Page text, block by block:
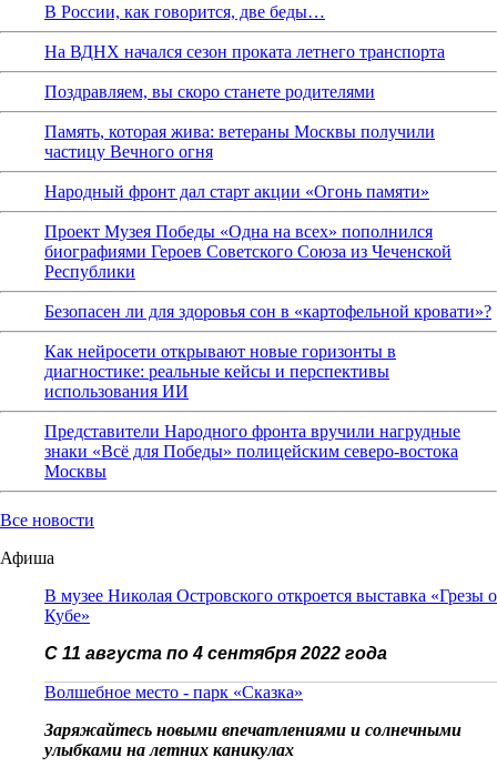
В России, как говорится, две беды…
На ВДНХ начался сезон проката летнего транспорта
Поздравляем, вы скоро станете родителями
Память, которая жива: ветераны Москвы получили
частицу Вечного огня
Народный фронт дал старт акции «Огонь памяти»
Проект Музея Победы «Одна на всех» пополнился
биографиями Героев Советского Союза из Чеченской
Республики
Безопасен ли для здоровья сон в «картофельной кровати»?
Как нейросети открывают новые горизонты в
диагностике: реальные кейсы и перспективы
использования ИИ
Представители Народного фронта вручили нагрудные
знаки «Всё для Победы» полицейским северо-востока
Москвы
Все новости
Афиша
В музее Николая Островского откроется выставка «Грезы о
Кубе»
С 11 августа по 4 сентября 2022 года
Волшебное место - парк «Сказка»
Заряжайтесь новыми впечатлениями и солнечными
улыбками на летних каникулах